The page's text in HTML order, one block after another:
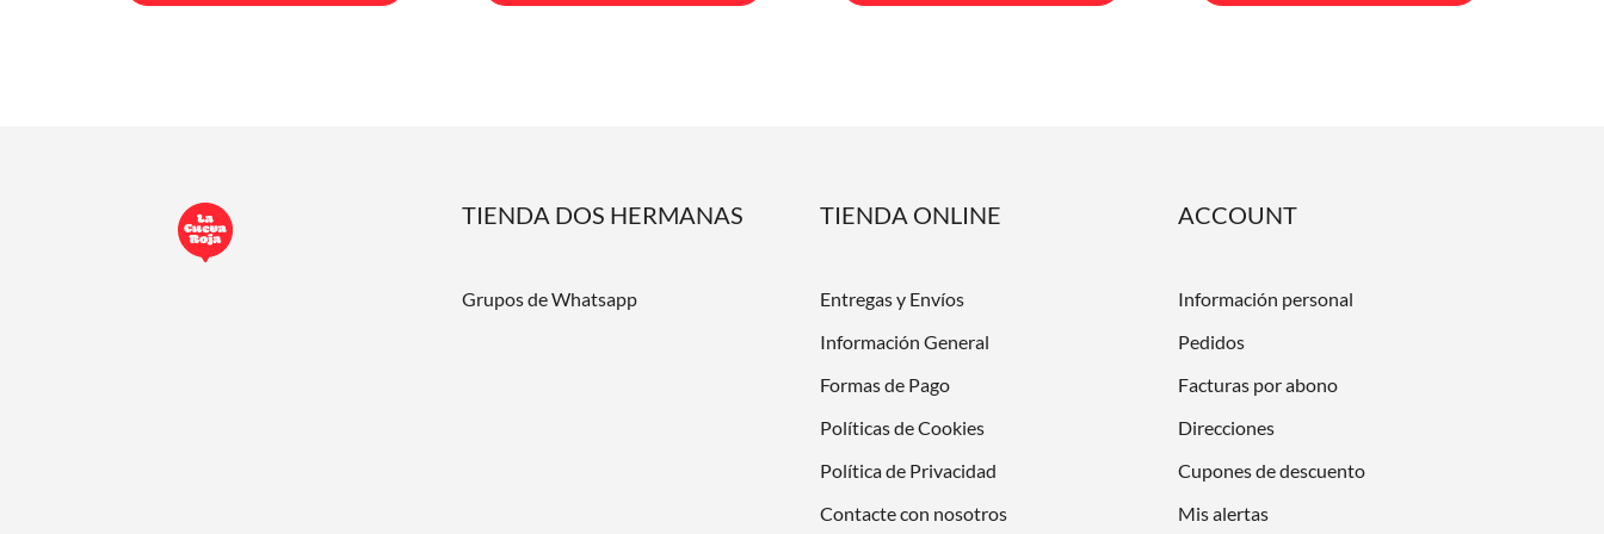
TIENDA DOS HERMANAS
Grupos de Whatsapp
TIENDA ONLINE
Entregas y Envíos
Información General
Formas de Pago
Políticas de Cookies
Política de Privacidad
Contacte con nosotros
ACCOUNT
Información personal
Pedidos
Facturas por abono
Direcciones
Cupones de descuento
Mis alertas